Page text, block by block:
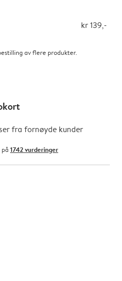
kr 139,-
av flere produkter.
fra fornøyde kunder
1742 vurderinger